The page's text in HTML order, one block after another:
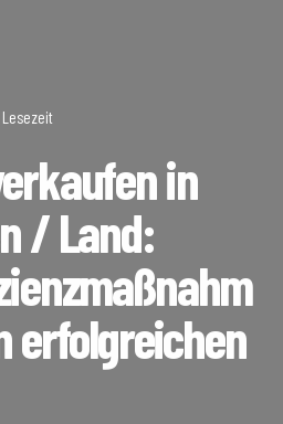
in
/ Land:
erfolgreichen